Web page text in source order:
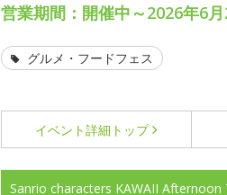
営業期間：開催中～2026年6
グルメ・フードフェス
イベント詳細 トップ
Sanrio characters KAWAII Afternoon